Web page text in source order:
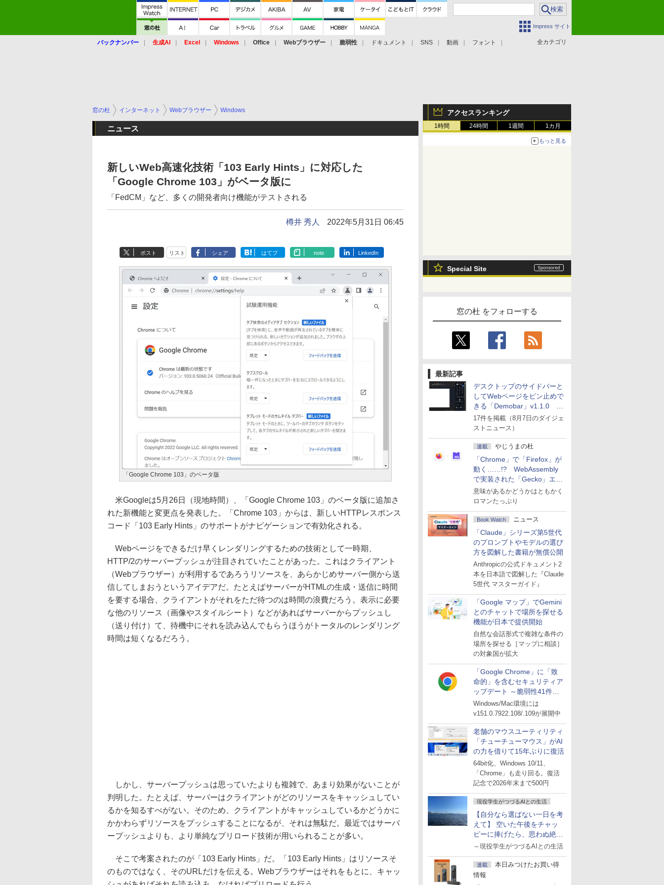
Impress サイト
全カテゴリ
バックナンバー 生成AI Excel Windows Office Webブラウザー 脆弱性 ドキュメント SNS 動画 フォント
アクセスランキング
1時間 24時間 1週間 1カ月
もっと見る
Special Site
窓の杜 をフォローする
最新記事
デスクトップのサイドバーと
してWebページをピン止めで
きる「Demobar」v1.1.0 ほ
か
17件を掲載（8月7日のダイジェ
ストニュース）
連載 やじうまの杜
「Chrome」で「Firefox」が
動く……!? WebAssembly
で実装された「Gecko」エン
ジン
意味があるかどうかはともかく
ロマンたっぷり
Book Watch ニュース
「Claude」シリーズ第5世代
のプロンプトやモデルの選び
方を図解した書籍が無償公開
Anthropicの公式ドキュメント2
本を日本語で図解した『Claude
5世代 マスターガイド』
「Google マップ」でGemini
とのチャットで場所を探せる
機能が日本で提供開始
自然な会話形式で複雑な条件の
場所を探せる［マップに相談］
の対象国が拡大
「Google Chrome」に「致
命的」を含むセキュリティア
ップデート ～脆弱性41件に
対処
Windows/Mac環境には
v151.0.7922.108/.109が展開中
老舗のマウスユーティリティ
「チューチューマウス」がAI
の力を借りて15年ぶりに復活
64bit化、Windows 10/11、
「Chrome」も走り回る。復活
記念で2026年末まで500円
現役学生がつづるAIとの生活
【自分なら選ばない一日を考
えて】 空いた午後をチャッ
ピーに捧げたら、思わぬ絶景
に出会った話
～現役学生がつづるAIとの生活
連載
本日みつけたお買い得
情報
窓の杜 インターネット Webブラウザー Windows
ニュース
新しいWeb高速化技術「103 Early Hints」に対応した
「Google Chrome 103」がベータ版に
「FedCM」など、多くの開発者向け機能がテストされる
樽井 秀人 2022年5月31日 06:45
ポスト リスト シェア はてブ note LinkedIn
「Google Chrome 103」のベータ版
米Googleは5月26日（現地時間）、「Google Chrome 103」のベータ版に追加さ
れた新機能と変更点を発表した。「Chrome 103」からは、新しいHTTPレスポンス
コード「103 Early Hints」のサポートがナビゲーションで有効化される。
Webページをできるだけ早くレンダリングするための技術として一時期、
HTTP/2のサーバープッシュが注目されていたことがあった。これはクライアント
（Webブラウザー）が利用するであろうリソースを、あらかじめサーバー側から送
信してしまおうというアイデアだ。たとえばサーバーがHTMLの生成・送信に時間
を要する場合、クライアントがそれをただ待つのは時間の浪費だろう。表示に必要
な他のリソース（画像やスタイルシート）などがあればサーバーからプッシュし
（送り付け）て、待機中にそれを読み込んでもらうほうがトータルのレンダリング
時間は短くなるだろう。
しかし、サーバープッシュは思っていたよりも複雑で、あまり効果がないことが
判明した。たとえば、サーバーはクライアントがどのリソースをキャッシュしてい
るかを知るすべがない。そのため、クライアントがキャッシュしているかどうかに
かかわらずリソースをプッシュすることになるが、それは無駄だ。最近ではサーバ
ープッシュよりも、より単純なプリロード技術が用いられることが多い。
そこで考案されたのが「103 Early Hints」だ。「103 Early Hints」はリソースそ
のものではなく、そのURLだけを伝える。Webブラウザーはそれをもとに、キャッ